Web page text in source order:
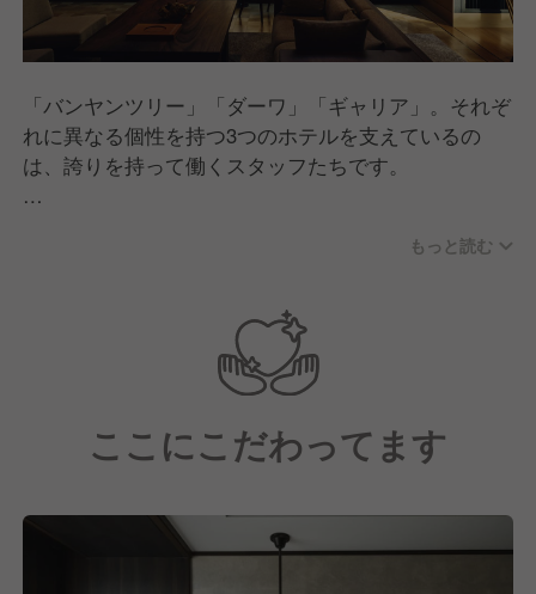
「バンヤンツリー」「ダーワ」「ギャリア」。それぞ
れに異なる個性を持つ3つのホテルを支えているの
は、誇りを持って働くスタッフたちです。
成長を喜び合えるコミュニティ。異業種出身のメンバ
持ちがあれば、経歴は問いません。
洗練された空間の中で、時には壁にぶつかりながら
も、仲間と支え合い、一流の所作とマインドを磨いて
いく。そんな充実した時間を過ごすスタッフたちが、
あなたの新しい一歩を全力でサポートします。
もっと読む
ここにこだわってます